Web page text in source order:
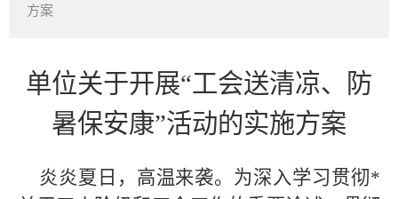
方案
单位关于开展“工会送清凉、防
暑保安康”活动的实施方案
炎炎夏日，高温来袭。为深入学习贯彻*